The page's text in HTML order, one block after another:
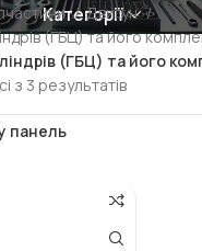
Категорії
Двигун
(ГБЦ) та його
(ГБЦ) та його
з 3 результатів
панель